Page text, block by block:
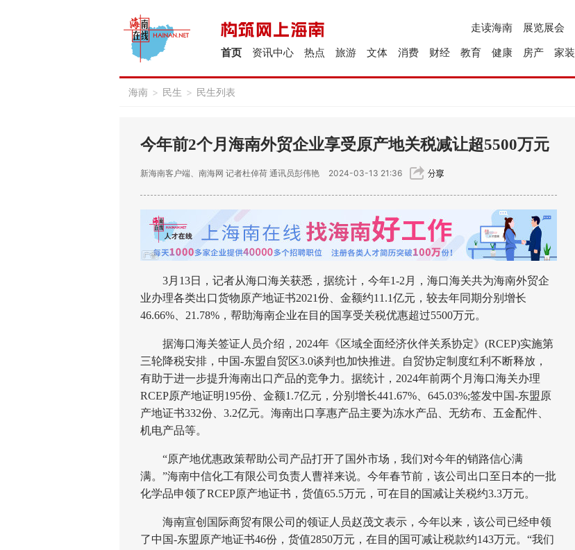
展览展会
走读海南
家装
房产
健康
教育
财经
消费
文体
旅游
热点
资讯中心
首页
海南 > 民生 > 民生列表
今年前2个月海南外贸企业享受原产地关税减让超5500万元
新海南客户端、南海网 记者杜倬荷 通讯员彭伟艳 2024-03-13 21:36
3月13日，记者从海口海关获悉，据统计，今年1-2月，海口海关共为海南外贸企
业办理各类出口货物原产地证书2021份、金额约11.1亿元，较去年同期分别增长
46.66%、21.78%，帮助海南企业在目的国享受关税优惠超过5500万元。
据海口海关签证人员介绍，2024年《区域全面经济伙伴关系协定》(RCEP)实施第
三轮降税安排，中国-东盟自贸区3.0谈判也加快推进。自贸协定制度红利不断释放，
有助于进一步提升海南出口产品的竞争力。据统计，2024年前两个月海口海关办理
RCEP原产地证明195份、金额1.7亿元，分别增长441.67%、645.03%;签发中国-东盟原
产地证书332份、3.2亿元。海南出口享惠产品主要为冻水产品、无纺布、五金配件、
机电产品等。
“原产地优惠政策帮助公司产品打开了国外市场，我们对今年的销路信心满
满。”海南中信化工有限公司负责人曹祥来说。今年春节前，该公司出口至日本的一批
化学品申领了RCEP原产地证书，货值65.5万元，可在目的国减让关税约3.3万元。
海南宣创国际商贸有限公司的领证人员赵茂文表示，今年以来，该公司已经申领
了中国-东盟原产地证书46份，货值2850万元，在目的国可减让税款约143万元。“我们